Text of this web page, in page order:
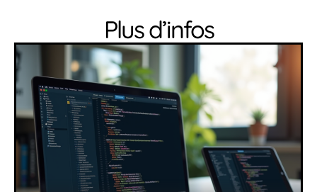
Plus d’infos